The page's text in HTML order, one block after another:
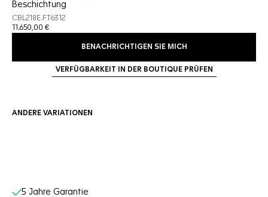
Beschichtung
CBL218E.FT6312
11.650,00 €
BENACHRICHTIGEN SIE MICH
VERFÜGBARKEIT IN DER BOUTIQUE PRÜFEN
ANDERE VARIATIONEN
Online-Services
5 Jahre Garantie